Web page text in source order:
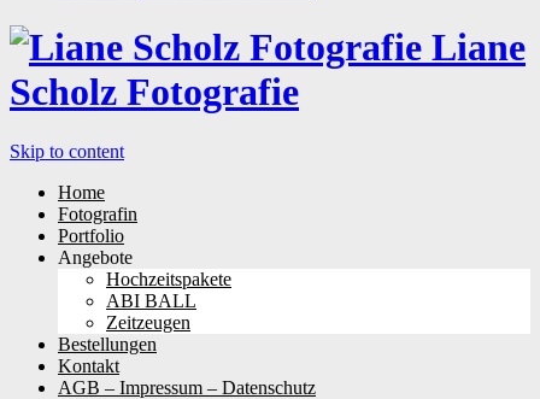
Liane
Scholz Fotografie
Skip to content
Home
Fotografin
Portfolio
Angebote
Hochzeitspakete
ABI BALL
Zeitzeugen
Bestellungen
Kontakt
AGB – Impressum – Datenschutz